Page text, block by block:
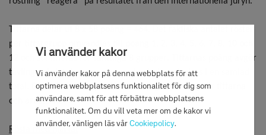
Vi använder kakor
Vi använder kakor på denna webbplats för att
optimera webbplatsens funktionalitet för dig som
användare, samt för att förbättra webbplatsens
funktionalitet. Om du vill veta mer om de kakor vi
använder, vänligen läs vårCookiepolicy.
per tittargrupp omvandlas till poäng 1, 2, 3, 4, 5, 6, 7, 8, 10 och
12 och summeras för samtliga 8 grupper. Tittarnas poäng avgör
tävlingen i slutet av programmet och de redovisas i en samlad
total. Detta för att skapa största möjliga spänning för tittarna
och artisterna.
Rösta med hjärtat